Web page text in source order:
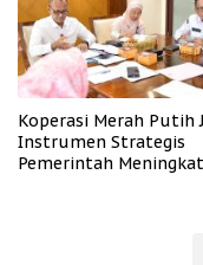
Koperasi Merah Putih
Instrumen Strategis
Pemerintah